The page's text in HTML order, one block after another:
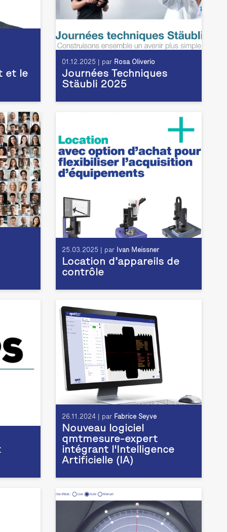
et le
01.12.2025 | par Rosa Oliverio
Journées Techniques
Stäubli 2025
25.03.2025 | par Ivan Meissner
Location d’appareils de
contrôle
26.11.2024 | par Fabrice Seyve
Nouveau logiciel
qmtmesure-expert
intégrant l'Intelligence
Artificielle (IA)